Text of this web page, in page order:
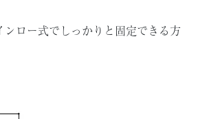
ロー式でしっかりと固定できる方